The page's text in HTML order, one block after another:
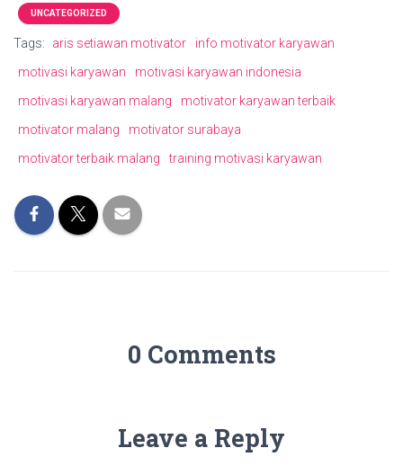
UNCATEGORIZED
Tags: aris setiawan motivator
info motivator karyawan
motivasi karyawan
motivasi karyawan indonesia
motivasi karyawan malang
motivator karyawan terbaik
motivator malang
motivator surabaya
motivator terbaik malang
training motivasi karyawan
0 Comments
Leave a Reply